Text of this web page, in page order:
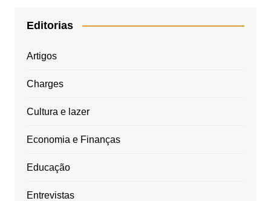
Editorias
Artigos
Charges
Cultura e lazer
Economia e Finanças
Educação
Entrevistas